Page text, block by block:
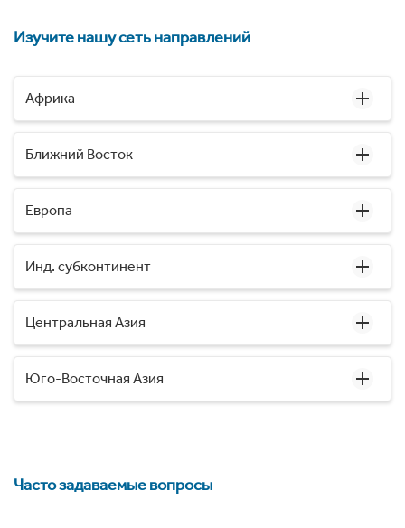
Изучите нашу сеть направлений
Африка
Ближний Восток
Европа
Инд. субконтинент
Центральная Азия
Юго-Восточная Азия
Часто задаваемые вопросы